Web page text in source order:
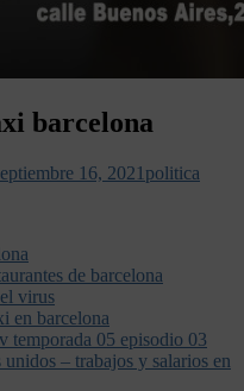
barcelona
16, 2021 politica
de barcelona
virus
en barcelona
temporada 05 episodio 03
– trabajos y salarios en